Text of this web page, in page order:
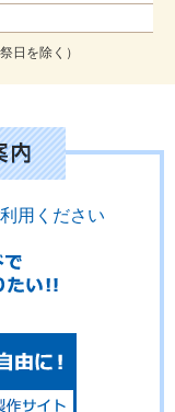
日を除く）
用ください